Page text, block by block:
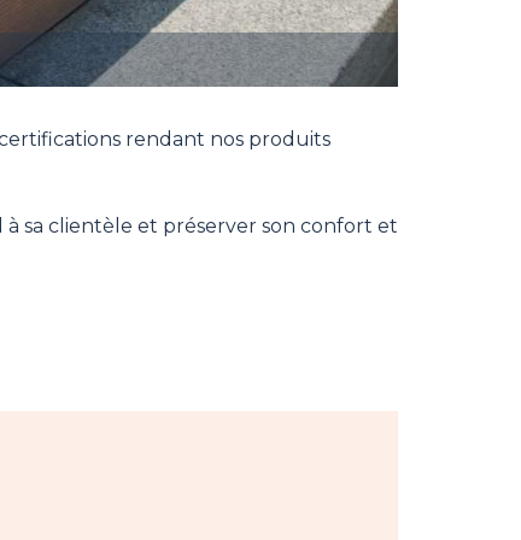
rendant nos produits
sa clientèle et préserver son confort et